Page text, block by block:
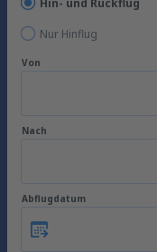
Hin- und Rückflug
Nur Hinflug
Von
Nach
Abflugdatum